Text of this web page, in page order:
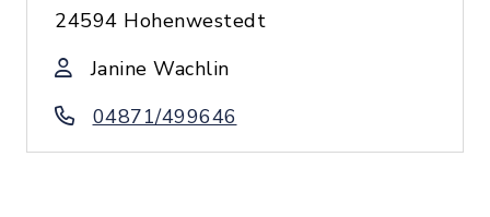
24594 Hohenwestedt
Janine Wachlin
04871/499646